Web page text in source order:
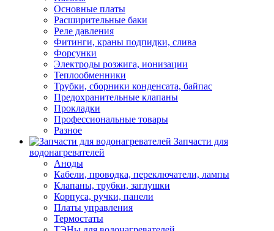
Основные платы
Расширительные баки
Реле давления
Фитинги, краны подпидки, слива
Форсунки
Электроды розжига, ионизации
Теплообменники
Трубки, сборники конденсата, байпас
Предохранительные клапаны
Прокладки
Профессиональные товары
Разное
Запчасти для
водонагревателей
Аноды
Кабели, проводка, переключатели, лампы
Клапаны, трубки, заглушки
Корпуса, ручки, панели
Платы управления
Термостаты